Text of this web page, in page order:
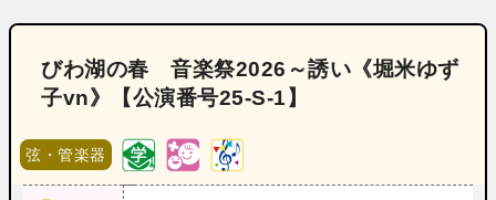
びわ湖の春 音楽祭2026～誘い《堀米ゆず
子vn》【公演番号25‐S‐1】
弦・管楽器